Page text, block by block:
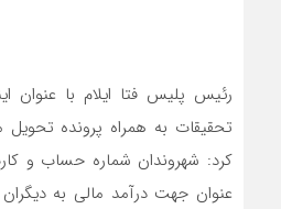
رئیس پلیس فتا ایلام با عنوان
تحقیقات به همراه پرونده
کرد: شهروندان شماره حساب و
عنوان جهت درآمد مالی به